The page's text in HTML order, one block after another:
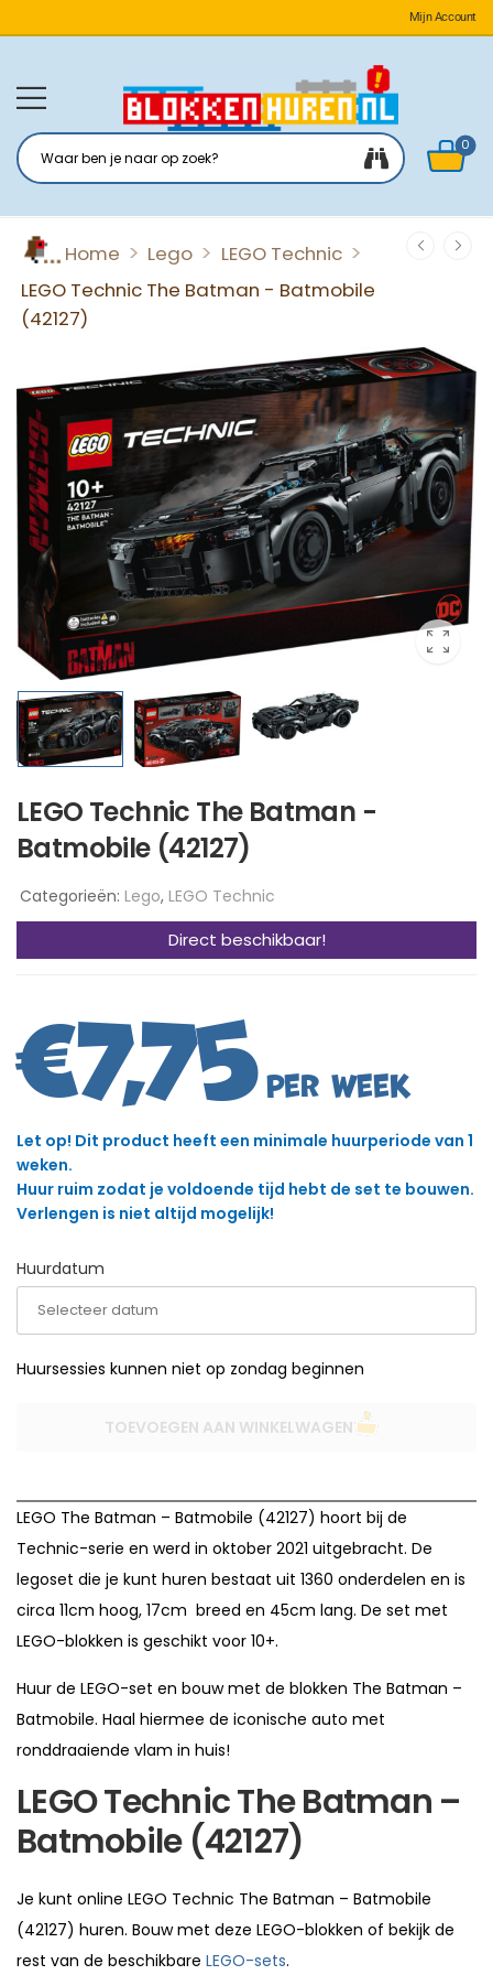
Mijn Account
0
Home > Lego > LEGO Technic >
LEGO Technic The Batman - Batmobile
(42127)
LEGO Technic The Batman -
Batmobile (42127)
Categorieën: Lego, LEGO Technic
Direct beschikbaar!
€7,75
Let op! Dit product heeft een minimale huurperiode van 1
weken.
Huur ruim zodat je voldoende tijd hebt de set te bouwen.
Verlengen is niet altijd mogelijk!
Huurdatum
Huursessies kunnen niet op zondag beginnen
TOEVOEGEN AAN WINKELWAGEN
LEGO The Batman – Batmobile (42127) hoort bij de
Technic-serie en werd in oktober 2021 uitgebracht. De
legoset die je kunt huren bestaat uit 1360 onderdelen en is
circa 11cm hoog, 17cm breed en 45cm lang. De set met
LEGO-blokken is geschikt voor 10+.
Huur de LEGO-set en bouw met de blokken The Batman –
Batmobile. Haal hiermee de iconische auto met
ronddraaiende vlam in huis!
LEGO Technic The Batman –
Batmobile (42127)
Je kunt online LEGO Technic The Batman – Batmobile
(42127) huren. Bouw met deze LEGO-blokken of bekijk de
rest van de beschikbare LEGO-sets.